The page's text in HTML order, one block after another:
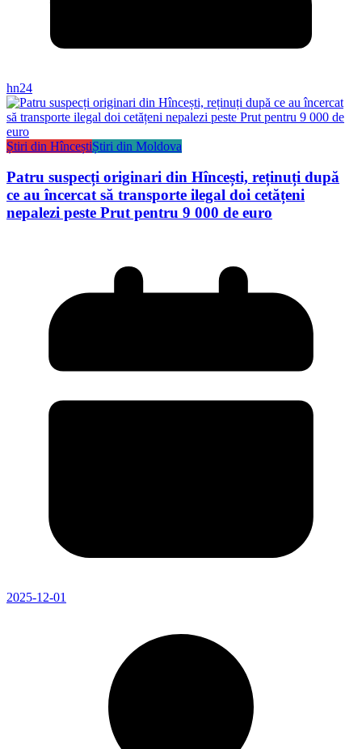
hn24
Știri din HînceștiȘtiri din Moldova
Patru suspecți originari din Hîncești, reținuți după
ce au încercat să transporte ilegal doi cetățeni
nepalezi peste Prut pentru 9 000 de euro
2025-12-01